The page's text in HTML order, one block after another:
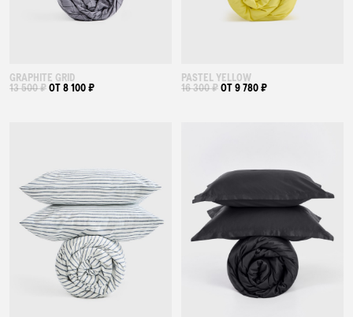
GRAPHITE GRID
13 500 ₽ОТ 8 100 ₽
PASTEL YELLOW
16 300 ₽ОТ 9 780 ₽